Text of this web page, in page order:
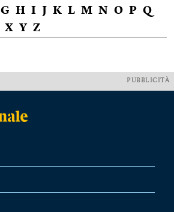
G H I J K L M N O P Q
X Y Z
PUBBLICITÀ